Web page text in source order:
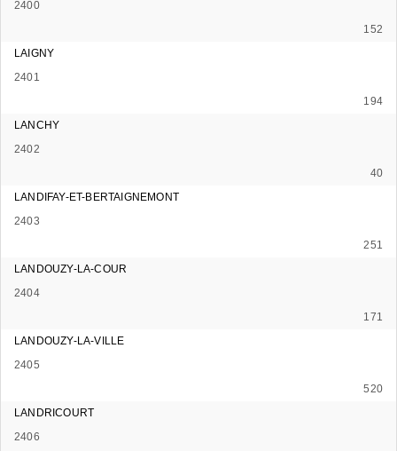
2400
152
LAIGNY
2401
194
LANCHY
2402
40
LANDIFAY-ET-BERTAIGNEMONT
2403
251
LANDOUZY-LA-COUR
2404
171
LANDOUZY-LA-VILLE
2405
520
LANDRICOURT
2406